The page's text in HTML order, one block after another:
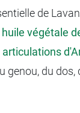
de
huile végétale
du dos,